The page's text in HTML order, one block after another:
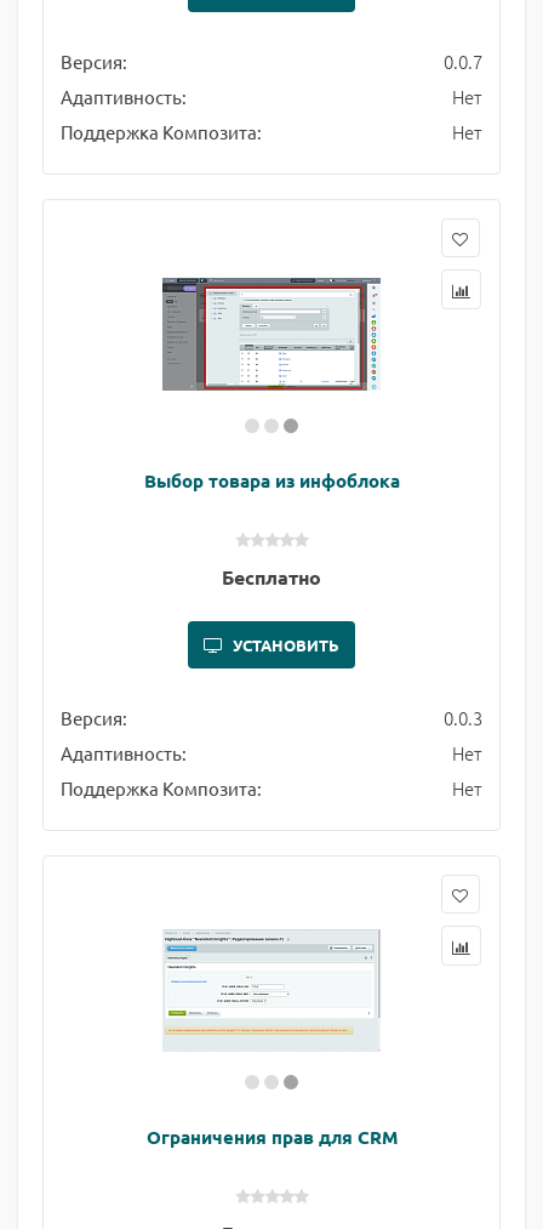
Версия: 0.0.7
Адаптивность: Нет
Поддержка Композита: Нет
Выбор товара из инфоблока
Бесплатно
УСТАНОВИТЬ
Версия: 0.0.3
Адаптивность: Нет
Поддержка Композита: Нет
Ограничения прав для CRM